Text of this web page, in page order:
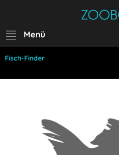
Menü
Fisch-Finder